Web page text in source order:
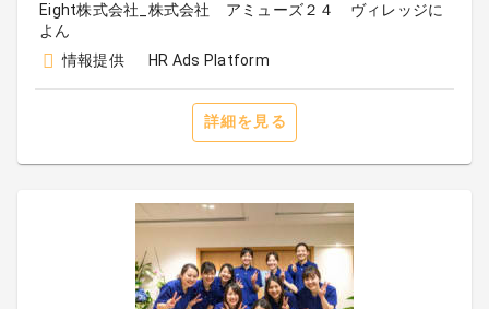
Eight株式会社_株式会社 アミューズ２４ ヴィレッジに
よん
情報提供
HR Ads Platform
詳細を見る